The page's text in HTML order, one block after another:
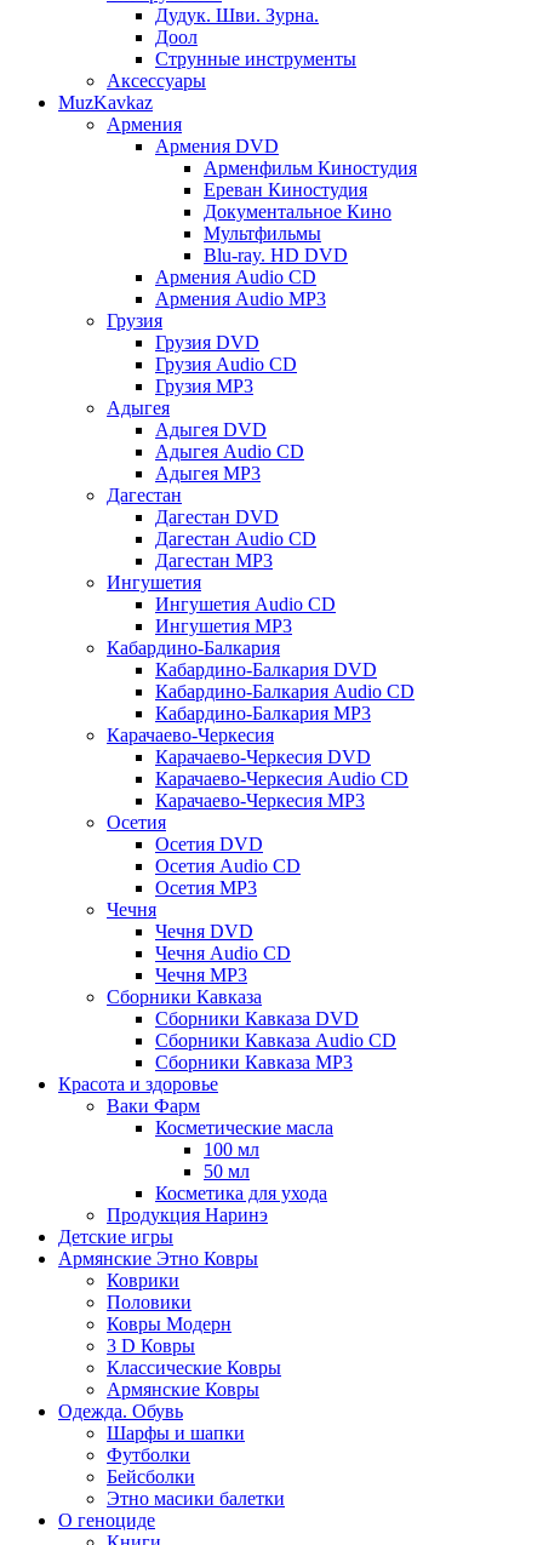
Дудук. Шви. Зурна.
Доол
Струнные инструменты
Аксессуары
MuzKavkaz
Армения
Армения DVD
Арменфильм Киностудия
Ереван Киностудия
Документальное Кино
Мультфильмы
Blu-ray. HD DVD
Армения Audio CD
Армения Audio MP3
Грузия
Грузия DVD
Грузия Audio CD
Грузия MP3
Адыгея
Адыгея DVD
Адыгея Audio CD
Адыгея MP3
Дагестан
Дагестан DVD
Дагестан Audio CD
Дагестан MP3
Ингушетия
Ингушетия Audio CD
Ингушетия MP3
Кабардино-Балкария
Кабардино-Балкария DVD
Кабардино-Балкария Audio CD
Кабардино-Балкария MP3
Карачаево-Черкесия
Карачаево-Черкесия DVD
Карачаево-Черкесия Audio CD
Карачаево-Черкесия MP3
Осетия
Осетия DVD
Осетия Audio CD
Осетия MP3
Чечня
Чечня DVD
Чечня Audio CD
Чечня MP3
Сборники Кавказа
Сборники Кавказа DVD
Сборники Кавказа Audio CD
Сборники Кавказа MP3
Красота и здоровье
Ваки Фарм
Косметические масла
100 мл
50 мл
Косметика для ухода
Продукция Наринэ
Детские игры
Армянские Этно Ковры
Коврики
Половики
Ковры Модерн
3 D Ковры
Классические Ковры
Армянские Ковры
Одежда. Обувь
Шарфы и шапки
Футболки
Бейсболки
Этно масики балетки
О геноциде